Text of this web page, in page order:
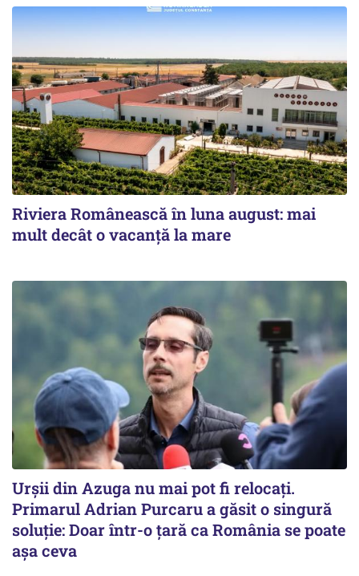
Riviera Românească în luna august: mai
mult decât o vacanță la mare
Urșii din Azuga nu mai pot fi relocați.
Primarul Adrian Purcaru a găsit o singură
soluție: Doar într-o țară ca România se poate
așa ceva